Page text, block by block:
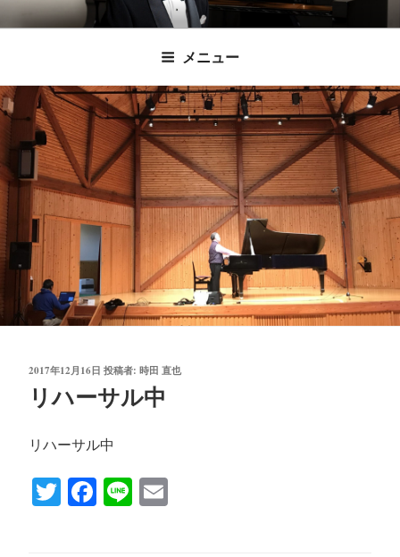
コ
ン
ツ
キ
ッ
プ
時田直也 声楽
家/BARITONE
歌うことは希望を語ること、生きることは喜
びも悲しみもわかちあうことかけがえのない
あなたに「いのちの歌」をお届けします。
メニュー
投
稿
日:
2017年12月16日 投稿者: 時田 直也
リハーサル中
リハーサル中
T Fa Li